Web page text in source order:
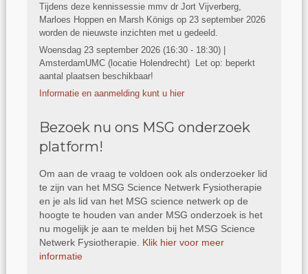
Tijdens deze kennissessie mmv dr Jort Vijverberg,
Marloes Hoppen en Marsh Königs op 23 september 2026
worden de nieuwste inzichten met u gedeeld.
Woensdag 23 september 2026 (16:30 - 18:30) |
AmsterdamUMC (locatie Holendrecht) Let op: beperkt
aantal plaatsen beschikbaar!
Informatie en aanmelding kunt u hier
Bezoek nu ons MSG onderzoek
platform!
Om aan de vraag te voldoen ook als onderzoeker lid
te zijn van het MSG Science Netwerk Fysiotherapie
en je als lid van het MSG science netwerk op de
hoogte te houden van ander MSG onderzoek is het
nu mogelijk je aan te melden bij het MSG Science
Netwerk Fysiotherapie. Klik hier voor meer
informatie